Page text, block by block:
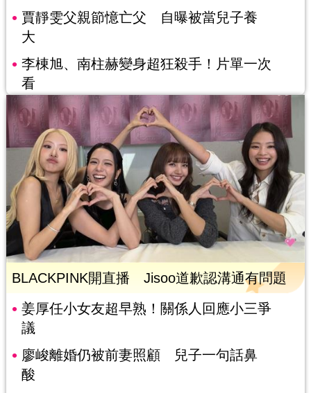
賈靜雯父親節憶亡父 自曝被當兒子養
大
李棟旭、南柱赫變身超狂殺手！片單一次
看
BLACKPINK開直播 Jisoo道歉認溝通有問題
姜厚任小女友超早熟！關係人回應小三爭
議
廖峻離婚仍被前妻照顧 兒子一句話鼻
酸